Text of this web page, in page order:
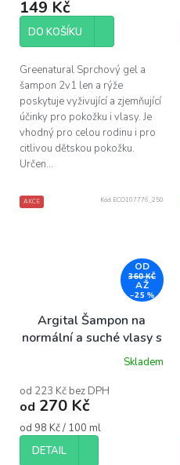
149 Kč
DO KOŠÍKU
Greenatural Sprchový gel a
šampon 2v1 len a rýže
poskytuje vyživující a zjemňující
účinky pro pokožku i vlasy. Je
vhodný pro celou rodinu i pro
citlivou dětskou pokožku.
Určen...
AKCE
OD
360 KČ
AŽ
–25 %
Argital Šampon na
normální a suché vlasy s
lopuchovým kořenem
Skladem
od 223 Kč bez DPH
od 270 Kč
Měrná
cena:
od 98 Kč / 100 ml
DETAIL
Kód: ECO107776_250